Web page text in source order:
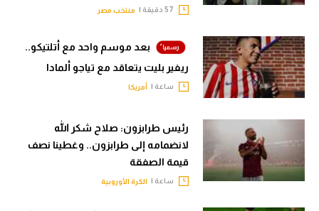
منتخب مصر
بعد موسم واحد مع أتلتيكو..
ريفير بليت يتعاقد مع تياجو ألمادا
ساعة | أمريكا
رئيس طرابزون: صلاح شكر الله
لانضمامه إلى طرابزون.. وغطينا نصف
قيمة الصفقة
ساعة | الكرة الأوروبية